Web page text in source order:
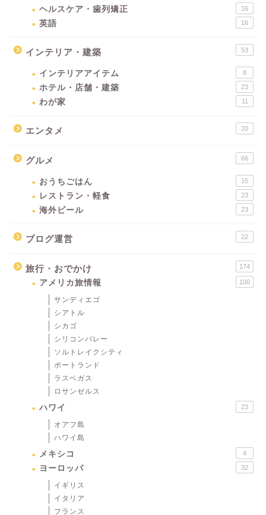
ヘルスケア・歯列矯正 16
英語 16
インテリア・建築 53
インテリアアイテム 8
ホテル・店舗・建築 23
わが家 11
エンタメ 20
グルメ 66
おうちごはん 15
レストラン・軽食 23
海外ビール 23
ブログ運営 22
旅行・おでかけ 174
アメリカ旅情報 100
サンディエゴ
シアトル
シカゴ
シリコンバレー
ソルトレイクシティ
ポートランド
ラスベガス
ロサンゼルス
ハワイ 23
オアフ島
ハワイ島
メキシコ 4
ヨーロッパ 32
イギリス
イタリア
フランス